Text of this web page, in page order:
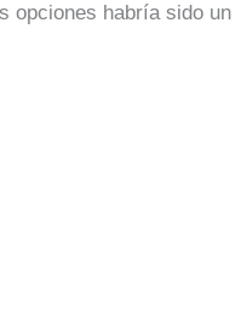
opciones habría sido un